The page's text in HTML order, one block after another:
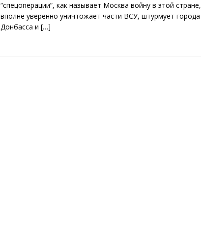
“спецоперации”, как называет Москва войну в этой стране,
вполне уверенно уничтожает части ВСУ, штурмует города
Донбасса и […]